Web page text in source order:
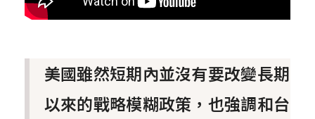
美國雖然短期內並沒有要改變長期
以來的戰略模糊政策，也強調和台